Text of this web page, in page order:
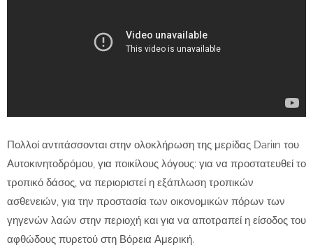
Πολλοί αντιτάσσονται στην ολοκλήρωση της μερίδας Dariιn του
Αυτοκινητοδρόμου, για ποικίλους λόγους: για να προστατευθεί το
τροπικό δάσος, να περιοριστεί η εξάπλωση τροπικών
ασθενειών, για την προστασία των οικονομικών πόρων των
γηγενών λαών στην περιοχή και για να αποτραπεί η είσοδος του
αφθώδους πυρετού στη Βόρεια Αμερική.